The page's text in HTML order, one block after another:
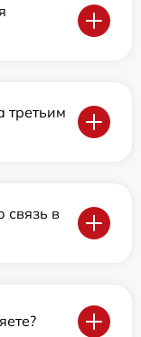
третьим
связь в